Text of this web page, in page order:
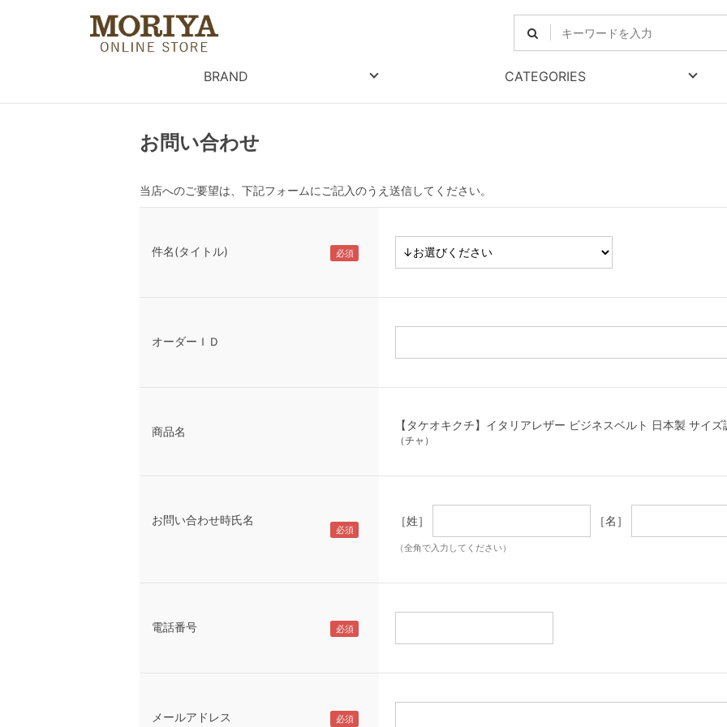
BRAND CATEGORIES
お問い合わせ
当店へのご要望は、下記フォームにご記入のうえ送信してください。
件名(タイトル)
オーダーＩＤ
商品名 【タケオキクチ】イタリアレザー ビジネスベルト 日本製 サイズ
（チャ）
お問い合わせ時氏名 ［姓］ ［名］
（全角で入力してください）
電話番号
メールアドレス